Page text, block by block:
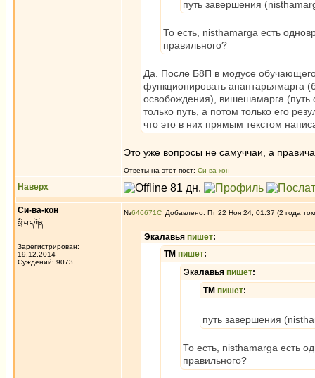
путь завершения
То есть, nisthamarga есть
правильного?
Да. После Б8П в модусе
функционировать анантарьямарга
освобождения), вишешамарга (путь
только путь, а потом только его
что это в них прямым текстом
Это уже вопросы не самуччаи, а
Ответы на этот пост: Си-ва-кон
Наверх
Си-ва-кон
སྲི་བ་དཀོན
Зарегистрирован:
19.12.2014
Суждений: 9073
№646671 Добавлено: Пт 22 Ноя 24, 01:37 (2 года
Экалавья пишет:
ТМ пишет:
Экалавья пишет:
ТМ пишет:
путь завершения
То есть, nisthamarga есть
правильного?